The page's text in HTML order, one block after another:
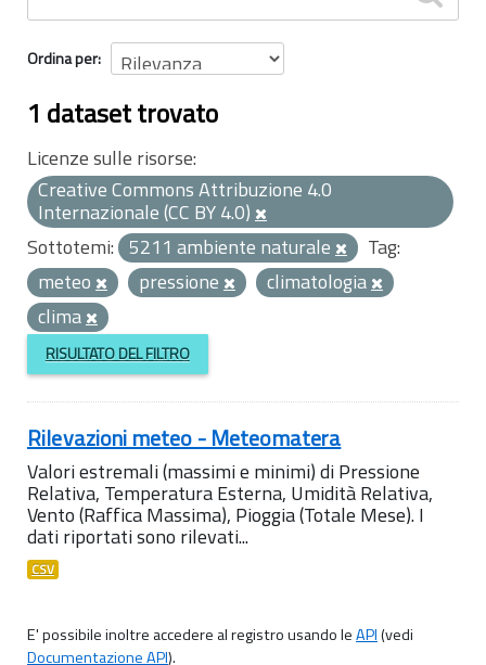
Ordina per
1 dataset trovato
Licenze sulle risorse:
Creative Commons Attribuzione 4.0
Internazionale (CC BY 4.0)
Sottotemi: 5211 ambiente naturale
Tag:
meteo
pressione
climatologia
clima
RISULTATO DEL FILTRO
Rilevazioni meteo - Meteomatera
Valori estremali (massimi e minimi) di Pressione
Relativa, Temperatura Esterna, Umidità Relativa,
Vento (Raffica Massima), Pioggia (Totale Mese). I
dati riportati sono rilevati...
CSV
E' possibile inoltre accedere al registro usando leAPI(vedi
Documentazione API).